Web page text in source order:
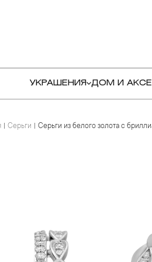
УКРАШЕНИЯ ДОМ И
Серьги Серьги из белого золота с